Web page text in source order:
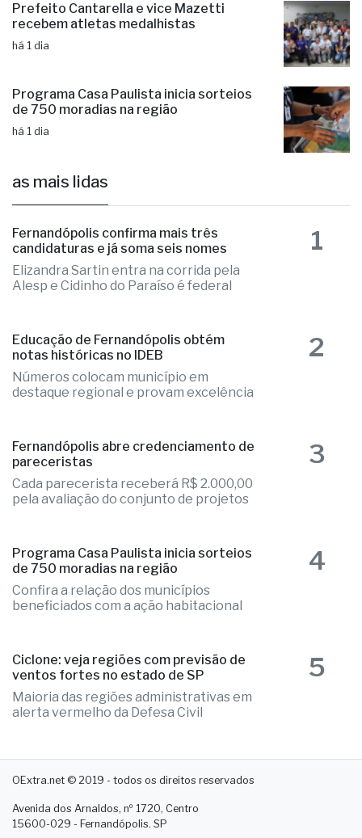
Prefeito Cantarella e vice Mazetti
recebem atletas medalhistas
há 1 dia
Programa Casa Paulista inicia sorteios
de 750 moradias na região
há 1 dia
as mais lidas
Fernandópolis confirma mais três
candidaturas e já soma seis nomes
Elizandra Sartin entra na corrida pela
Alesp e Cidinho do Paraíso é federal
1
Educação de Fernandópolis obtém
notas históricas no IDEB
Números colocam município em
destaque regional e provam excelência
2
Fernandópolis abre credenciamento de
pareceristas
Cada parecerista receberá R$ 2.000,00
pela avaliação do conjunto de projetos
3
Programa Casa Paulista inicia sorteios
de 750 moradias na região
Confira a relação dos municípios
beneficiados com a ação habitacional
4
Ciclone: veja regiões com previsão de
ventos fortes no estado de SP
Maioria das regiões administrativas em
alerta vermelho da Defesa Civil
5
OExtra.net © 2019 - todos os direitos reservados
Avenida dos Arnaldos, nº 1720, Centro
15600-029 - Fernandópolis. SP